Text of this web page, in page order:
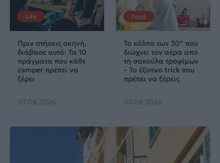
Life
Πριν στήσεις σκηνή,
διάβασε αυτό: Τα 10
πράγματα που κάθε
camper πρέπει να
ξέρει
07.08.2026
Food
Το κόλπο των 30” που
διώχνει τον αέρα από
τη σακούλα τροφίμων
– Το έξυπνο trick που
πρέπει να ξέρεις
07.08.2026